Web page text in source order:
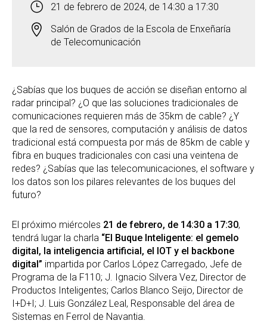
21 de febrero de 2024, de 14:30 a 17:30
Salón de Grados de la Escola de Enxeñaría
de Telecomunicación
¿Sabías que los buques de acción se diseñan entorno al
radar principal? ¿O que las soluciones tradicionales de
comunicaciones requieren más de 35km de cable? ¿Y
que la red de sensores, computación y análisis de datos
tradicional está compuesta por más de 85km de cable y
fibra en buques tradicionales con casi una veintena de
redes? ¿Sabías que las telecomunicaciones, el software y
los datos son los pilares relevantes de los buques del
futuro?
El próximo miércoles 21 de febrero, de 14:30 a 17:30,
tendrá lugar la charla “El Buque Inteligente: el gemelo
digital, la inteligencia artificial, el IOT y el backbone
digital” impartida por Carlos López Carregado, Jefe de
Programa de la F110; J. Ignacio Silvera Vez, Director de
Productos Inteligentes; Carlos Blanco Seijo, Director de
I+D+I; J. Luis González Leal, Responsable del área de
Sistemas en Ferrol de Navantia.